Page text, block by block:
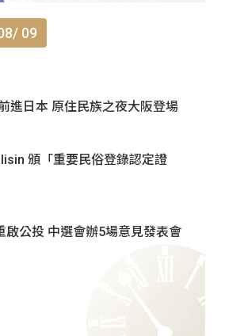
09
進日本 原住民族之夜大阪登場
頒「重要民俗登錄認定證
啟公投 中選會辦5場意見發表會